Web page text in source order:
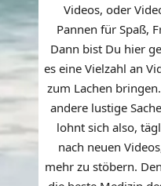
Videos, oder
Pannen für Spaß,
Dann bist Du hier
es eine Vielzahl an
zum Lachen
andere lustige
lohnt sich also,
nach neuen
mehr zu stöbern.